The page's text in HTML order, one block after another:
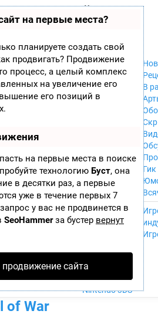
на первые места?
планируете создать свой
продвигать? Продвижение
процесс, а целый комплекс
на увеличение его
его позиций в
на первые места в поиске
технологию Буст, она
в десятки раз, а первые
уже в течение первых 7
у вас не продвинется в
SeoHammerза бустер вернут
сайта
П
ла
ф
ор
м
ы
Xbox 360
Xbox
GameCube
PS2
PS3
Android
iPhone, iPod,
iPad
MacOS
Sega Mega Drive
NES
Wii U
PS4
Xbox One
Nintendo 3DS
В
Гик
of War